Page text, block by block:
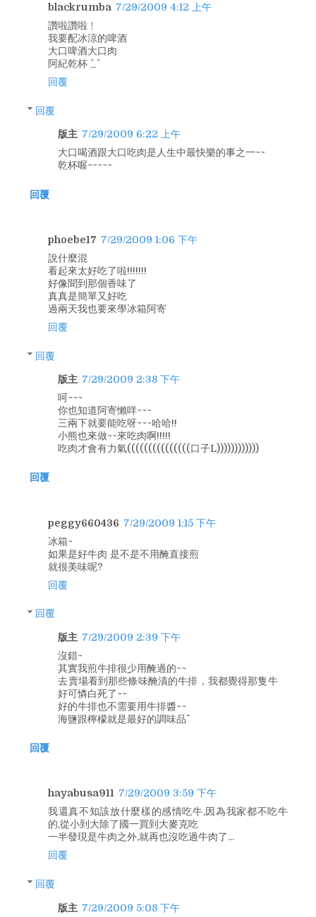
blackrumba 7/29/2009 4:12 上午
讚啦讚啦﹗
我要配冰涼的啤酒
大口啤酒大口肉
阿紀乾杯 ^_^
回覆
回覆
版主 7/29/2009 6:22 上午
大口喝酒跟大口吃肉是人生中最快樂的事之一~~
乾杯喔~~~~~
回覆
phoebe17 7/29/2009 1:06 下午
說什麼混
看起來太好吃了啦!!!!!!!
好像聞到那個香味了
真真是簡單又好吃
過兩天我也要來學冰箱阿寄
回覆
回覆
版主 7/29/2009 2:38 下午
呵~~~
你也知道阿寄懶咩~~~
三兩下就要能吃呀~~~哈哈!!
小熊也來做~~來吃肉啊!!!!!
吃肉才會有力氣(((((((((((((((口子L))))))))))))
回覆
peggy660436 7/29/2009 1:15 下午
冰箱~
如果是好牛肉 是不是不用醃直接煎
就很美味呢?
回覆
回覆
版主 7/29/2009 2:39 下午
沒錯~
其實我煎牛排很少用醃過的~~
去賣場看到那些條味醃漬的牛排，我都覺得那隻牛
好可憐白死了~~
好的牛排也不需要用牛排醬~~
海鹽跟檸檬就是最好的調味品^^
回覆
hayabusa911 7/29/2009 3:59 下午
我還真不知該放什麼樣的感情吃牛,因為我家都不吃牛
的,從小到大除了國一買到大麥克吃
一半發現是牛肉之外,就再也沒吃過牛肉了...
回覆
回覆
版主 7/29/2009 5:08 下午